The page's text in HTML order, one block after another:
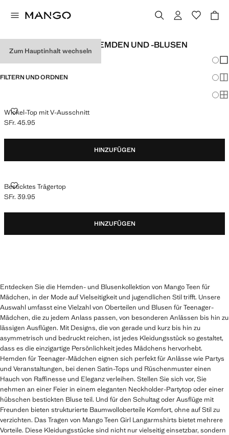
Zum Hauptinhalt wechseln
TEENAGER-MÄDCHENHEMDEN UND -BLUSEN
FILTERN UND ORDNEN
Wickel-Top mit V-Ausschnitt
WICKEL-TOP MIT V-AUSSCHNITT
Aktueller Preis [SFr. 45.95 ]
SFr. 45.95
HINZUFÜGEN
Besticktes Trägertop
BESTICKTES TRÄGERTOP
Aktueller Preis [SFr. 39.95 ]
SFr. 39.95
HINZUFÜGEN
Entdecken Sie die Hemden- und Blusenkollektion von Mango Teen für
Mädchen, in der Mode auf Vielseitigkeit und jugendlichen Stil trifft. Unsere
Auswahl umfasst eine Vielzahl von Oberteilen und Blusen für Teenager-
Mädchen, die zu jedem Anlass passen, von besonderen Anlässen bis hin zu
lässigen Ausflügen. Mit Designs, die von gerade und kurz bis hin zu
asymmetrisch und bedruckt reichen, ist jedes Kleidungsstück so gestaltet,
dass es die einzigartige Persönlichkeit jedes Mädchens hervorhebt.
Hemden für Teenager-Mädchen eignen sich perfekt für Anlässe wie Partys
und Veranstaltungen, bei denen Satin-Tops und Rüschenmuster einen
Hauch von Raffinesse und Eleganz verleihen. Stellen Sie sich vor, Sie
nehmen an einer Feier in einem eleganten Neckholder-Partytop oder einer
hübschen bestickten Bluse teil. Und für den Schultag oder Ausflüge mit
Freunden bieten strukturierte Baumwolloberteile Komfort, ohne auf Stil zu
verzichten. Das Tragen von Mango Teen Girl Langarmshirts bietet mehrere
Vorteile. Diese Kleidungsstücke sind nicht nur vielseitig einsetzbar, sondern